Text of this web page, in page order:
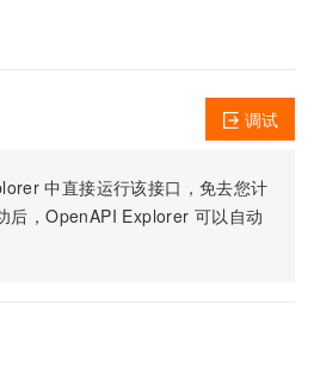
中直接运行该接口，免去您计
后，OpenAPI Explorer 可以自动
调试